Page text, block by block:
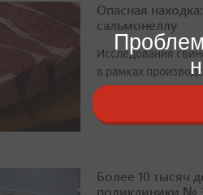
Опасная
сальмонеллу
Исследования
в рамках
Более 10 тысяч